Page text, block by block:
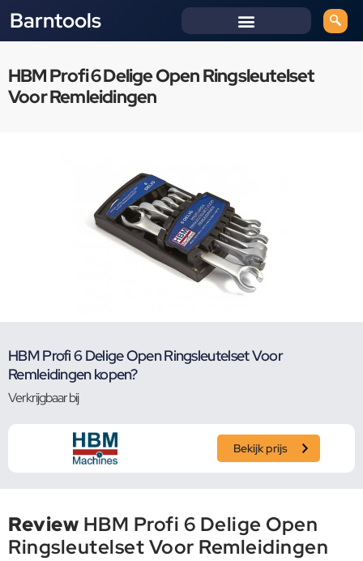
Barntools
HBM Profi 6 Delige Open Ringsleutelset
Voor Remleidingen
HBM Profi 6 Delige Open Ringsleutelset Voor
Remleidingen kopen?
Verkrijgbaar bij
Bekijk prijs
Review HBM Profi 6 Delige Open
Ringsleutelset Voor Remleidingen